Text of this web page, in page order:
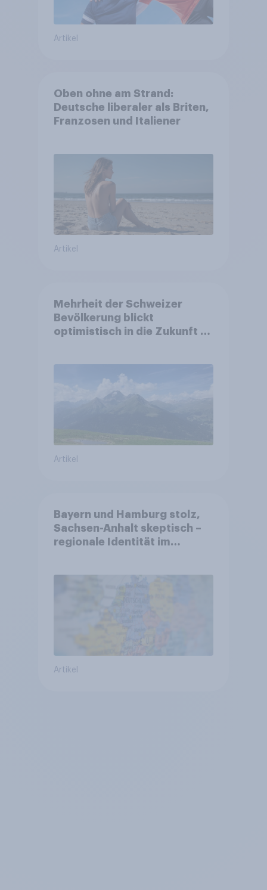
Artikel
Oben ohne am Strand:
Deutsche liberaler als Briten,
Franzosen und Italiener
Artikel
Mehrheit der Schweizer
Bevölkerung blickt
optimistisch in die Zukunft –
Altersvorsorge
Artikel
Bayern und Hamburg stolz,
Sachsen-Anhalt skeptisch –
regionale Identität im
Artikel